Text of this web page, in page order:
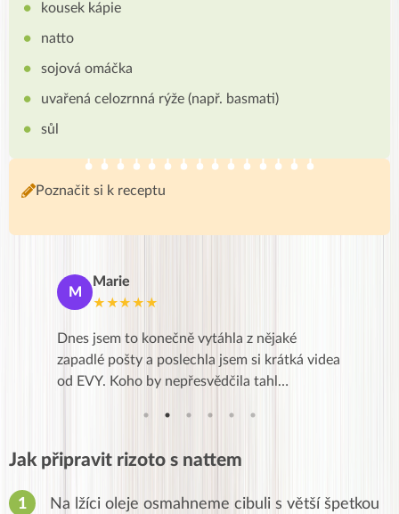
kousek kápie
natto
sojová omáčka
uvařená celozrnná rýže (např. basmati)
sůl
Poznačit si k receptu
M
Marie
★★★★★
Dnes jsem to konečně vytáhla z nějaké
zapadlé pošty a poslechla jsem si krátká videa
od EVY. Koho by nepřesvědčila tahl…
Jak připravit rizoto s nattem
Na lžíci oleje osmahneme cibuli s větší špetkou